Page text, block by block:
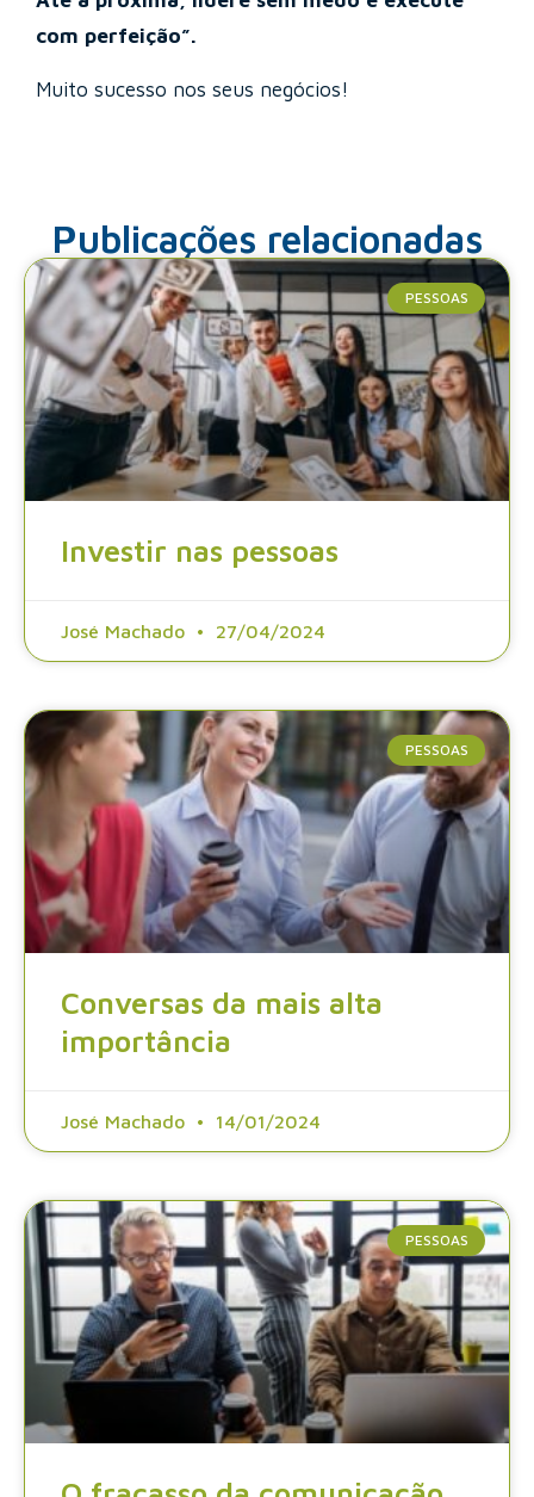
com perfeição”.
Muito sucesso nos seus negócios!
Publicações relacionadas
PESSOAS
Investir nas pessoas
José Machado 27/04/2024
PESSOAS
Conversas da mais alta
importância
José Machado 14/01/2024
PESSOAS